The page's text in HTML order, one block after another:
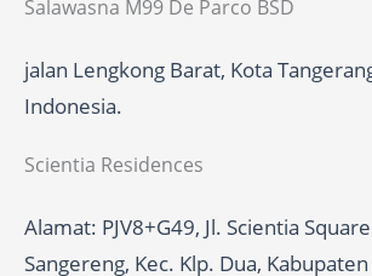
Salawasna M99 De Parco BSD
jalan Lengkong Barat, Kota
Indonesia.
Scientia Residences
Alamat: PJV8+G49, Jl. Scientia
Sangereng, Kec. Klp. Dua,